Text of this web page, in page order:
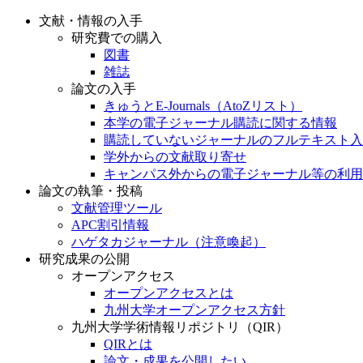
文献・情報の入手
研究費での購入
図書
雑誌
論文の入手
きゅうとE-Journals（AtoZリスト）
本学の電子ジャーナル購読に関する情報
購読していないジャーナルのフルテキスト
学外からの文献取り寄せ
キャンパス外からの電子ジャーナル等の利用
論文の執筆・投稿
文献管理ツール
APC割引情報
ハゲタカジャーナル（注意喚起）
研究成果の公開
オープンアクセス
オープンアクセスとは
九州大学オープンアクセス方針
九州大学学術情報リポジトリ（QIR）
QIRとは